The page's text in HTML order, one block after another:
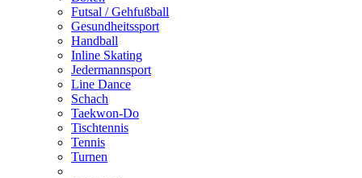
Futsal / Gehfußball
Gesundheitssport
Handball
Inline Skating
Jedermannsport
Line Dance
Schach
Taekwon-Do
Tischtennis
Tennis
Turnen